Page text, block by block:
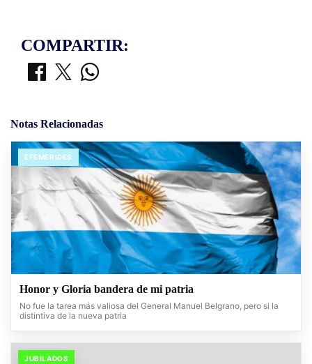
COMPARTIR:
Notas Relacionadas
EFEMERIDES
Honor y Gloria bandera de mi patria
No fue la tarea más valiosa del General Manuel Belgrano, pero si la
distintiva de la nueva patria
JUBILADOS